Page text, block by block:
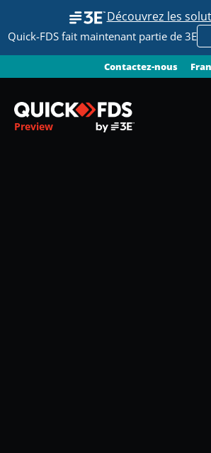
Découvrez les
Quick-FDS fait maintenant partie de 3E
Contactez-nous
Preview